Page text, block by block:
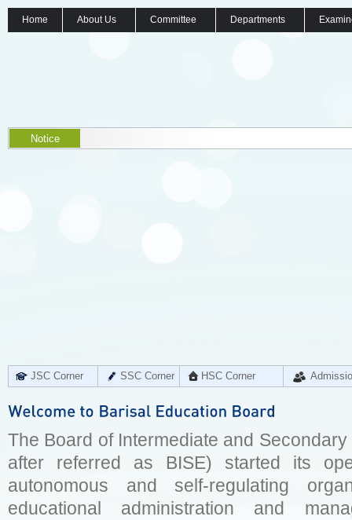
Home About Us Committee Departments
Notice
JSC Corner SSC Corner HSC Corner
The Board of Intermediate and
after referred as BISE) started its
autonomous and self-regulating
educational administration and